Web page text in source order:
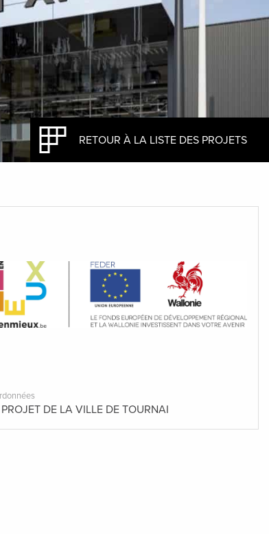
RETOUR À LA LISTE DES PROJETS
DE LA VILLE DE TOURNAI